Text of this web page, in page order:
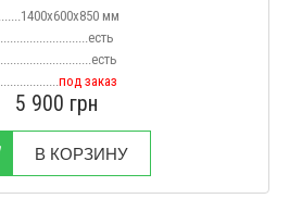
мм
под заказ
5 900 грн
В КОРЗИНУ